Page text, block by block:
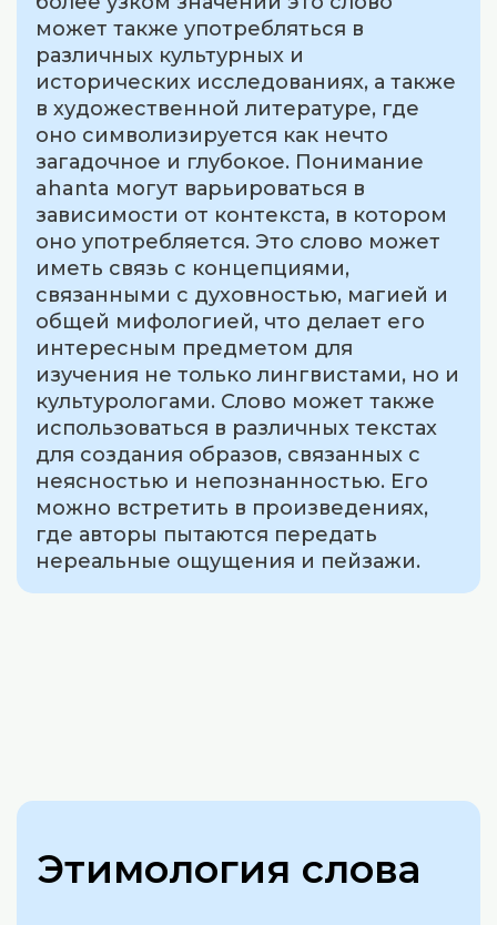
может также употребляться в
различных культурных и
исторических исследованиях, а также
в художественной литературе, где
оно символизируется как нечто
загадочное и глубокое. Понимание
ahanta могут варьироваться в
зависимости от контекста, в котором
оно употребляется. Это слово может
иметь связь с концепциями,
связанными с духовностью, магией и
общей мифологией, что делает его
интересным предметом для
изучения не только лингвистами, но и
культурологами. Слово может также
использоваться в различных текстах
для создания образов, связанных с
неясностью и непознанностью. Его
можно встретить в произведениях,
где авторы пытаются передать
нереальные ощущения и пейзажи.
Этимология слова